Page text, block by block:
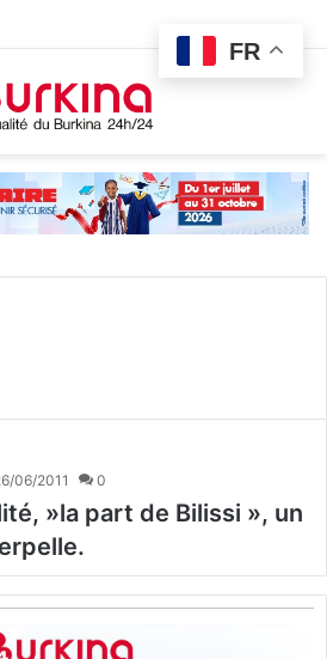
06/2011 0
»la part de Bilissi », un
FR